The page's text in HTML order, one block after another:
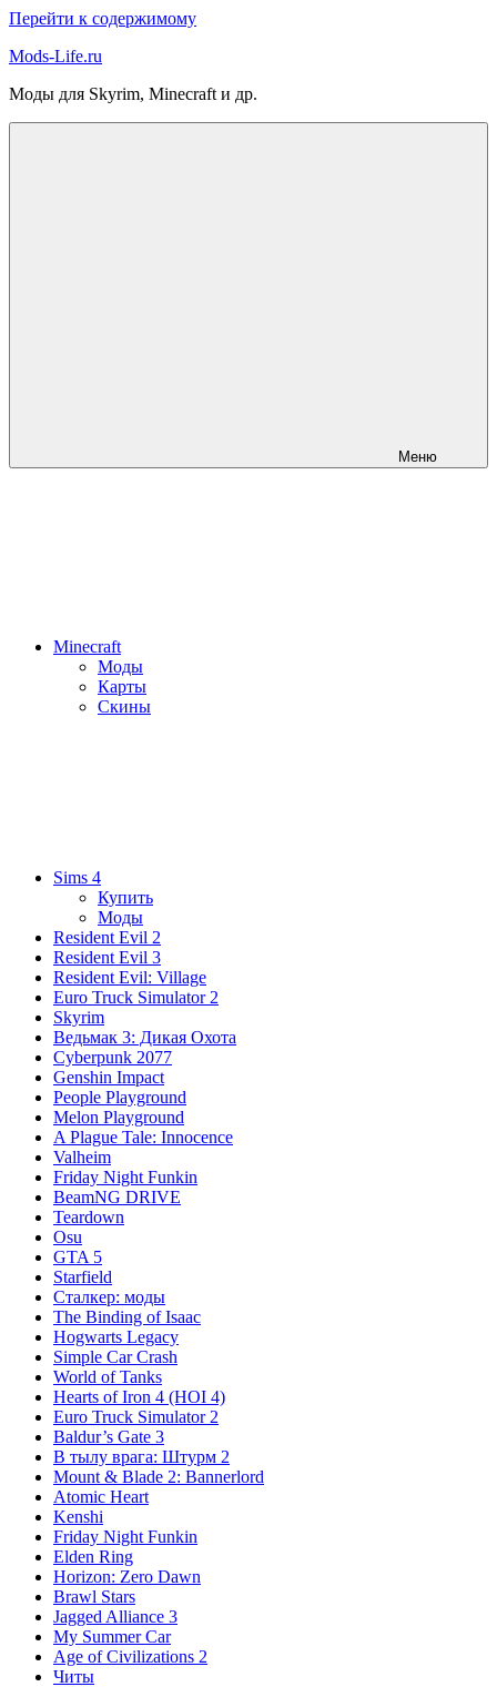
Перейти к содержимому
Mods-Life.ru
Моды для Skyrim, Minecraft и др.
Меню
Minecraft
Моды
Карты
Скины
Sims 4
Купить
Моды
Resident Evil 2
Resident Evil 3
Resident Evil: Village
Euro Truck Simulator 2
Skyrim
Ведьмак 3: Дикая Охота
Cyberpunk 2077
Genshin Impact
People Playground
Melon Playground
A Plague Tale: Innocence
Valheim
Friday Night Funkin
BeamNG DRIVE
Teardown
Osu
GTA 5
Starfield
Сталкер: моды
The Binding of Isaac
Hogwarts Legacy
Simple Car Crash
World of Tanks
Hearts of Iron 4 (HOI 4)
Euro Truck Simulator 2
Baldur’s Gate 3
В тылу врага: Штурм 2
Mount & Blade 2: Bannerlord
Atomic Heart
Kenshi
Friday Night Funkin
Elden Ring
Horizon: Zero Dawn
Brawl Stars
Jagged Alliance 3
My Summer Car
Age of Civilizations 2
Читы